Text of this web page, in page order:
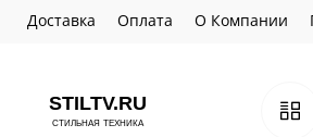
Доставка Оплата О Компании